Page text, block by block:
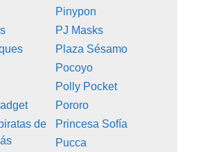
de
Pinypon
PJ Masks
Plaza Sésamo
Pocoyo
Polly Pocket
Pororo
Princesa Sofía
Pucca